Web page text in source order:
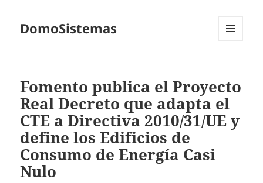
DomoSistemas
Fomento publica el Proyecto
Real Decreto que adapta el
CTE a Directiva 2010/31/UE y
define los Edificios de
Consumo de Energía Casi
Nulo